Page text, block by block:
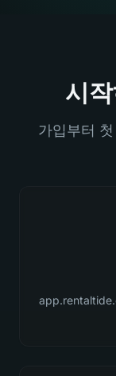
시
가입부터